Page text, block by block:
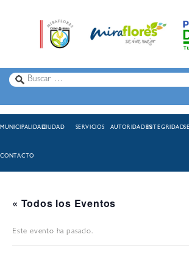
MUNICIPALIDADCIUDAD SERVICIOS AUTORIDADESINTEGRIDAD
CONTACTO
« Todos los Eventos
Este evento ha pasado.